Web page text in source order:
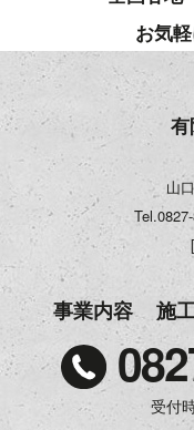
お気
山
事業内容 施
受付